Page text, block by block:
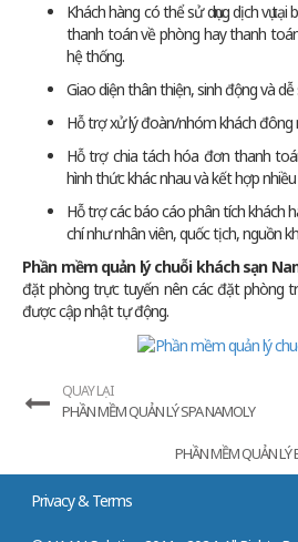
Khách hàng có thể sử dụng dịch vụ
thanh toán về phòng hay thanh
hệ thống.
Giao diện thân thiện, sinh động và dễ
Hỗ trợ xử lý đoàn/nhóm khách
Hỗ trợ chia tách hóa đơn thanh
hình thức khác nhau và kết hợp
Hỗ trợ các báo cáo phân tích khách
chí như nhân viên, quốc tịch, nguồn
Phần mềm quản lý chuỗi khách sạn
đặt phòng trực tuyến nên các đặt phòng
được cập nhật tự động.
QUAY LẠI
PHẦN MỀM QUẢN LÝ SPA NAMOLY
PHẦN MỀM QUẢN LÝ
Privacy & Terms